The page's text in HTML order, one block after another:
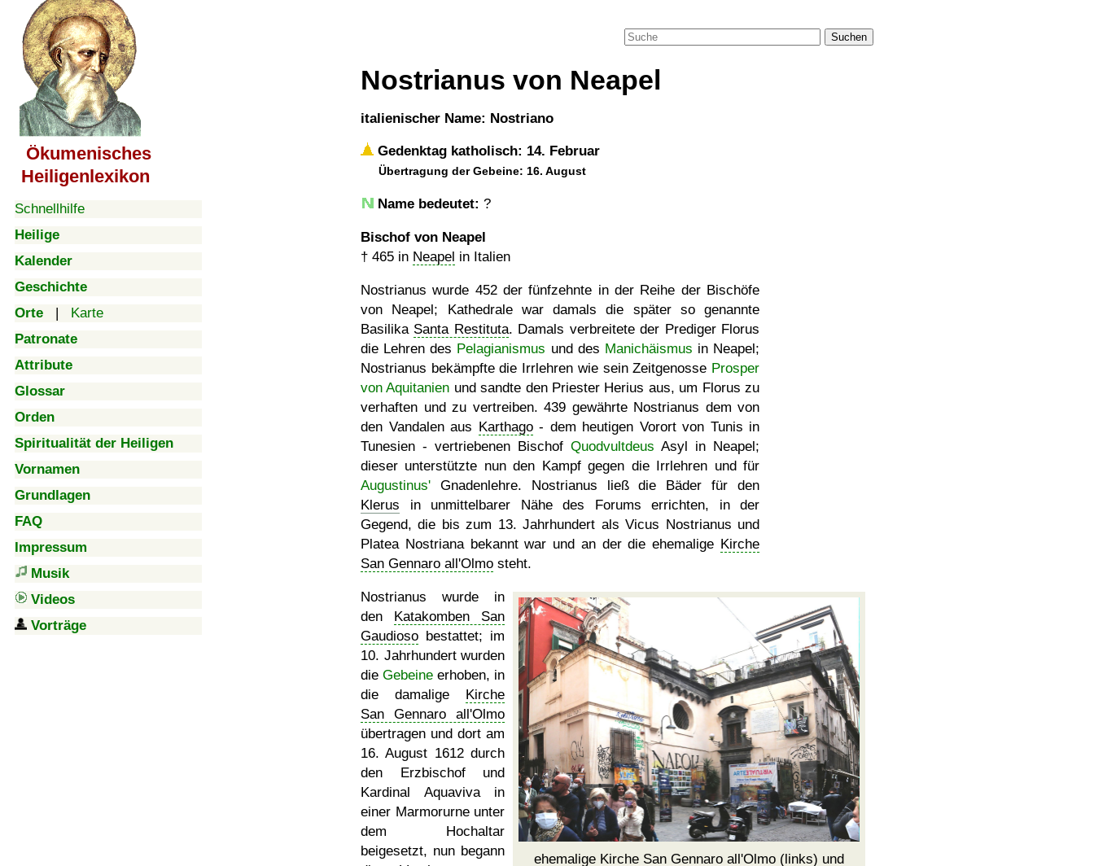
Ökumenisches
Heiligenlexikon
Schnellhilfe
Heilige
Kalender
Geschichte
Orte | Karte
Patronate
Attribute
Glossar
Orden
Spiritualität der Heiligen
Vornamen
Grundlagen
FAQ
Impressum
Musik
Videos
Vorträge
Suchen
Nostrianus von Neapel
italienischer Name: Nostriano
Gedenktag katholisch: 14. Februar
Übertragung der Gebeine: 16. August
Name bedeutet: ?
Bischof von Neapel
† 465 in Neapel in Italien
Nostrianus wurde 452 der fünfzehnte in der Reihe der Bischöfe
von Neapel; Kathedrale war damals die später so genannte
Basilika Santa Restituta. Damals verbreitete der Prediger Florus
die Lehren des Pelagianismus und des Manichäismus in Neapel;
Nostrianus bekämpfte die Irrlehren wie sein Zeitgenosse Prosper
von Aquitanien und sandte den Priester Herius aus, um Florus zu
verhaften und zu vertreiben. 439 gewährte Nostrianus dem von
den Vandalen aus Karthago- dem heutigen Vorort von Tunis in
Tunesien - vertriebenen Bischof Quodvultdeus Asyl in Neapel;
dieser unterstützte nun den Kampf gegen die Irrlehren und für
Augustinus' Gnadenlehre. Nostrianus ließ die Bäder für den
Klerus in unmittelbarer Nähe des Forums errichten, in der
Gegend, die bis zum 13. Jahrhundert als Vicus Nostrianus und
Platea Nostriana bekannt war und an der die ehemalige Kirche
San Gennaro all'Olmo steht.
ehemalige Kirche San Gennaro all'Olmo (links) und
Nostrianus wurde in
den Katakomben San
Gaudioso bestattet; im
10. Jahrhundert wurden
die Gebeine erhoben, in
die damalige Kirche
San Gennaro all'Olmo
übertragen und dort am
16. August 1612 durch
den Erzbischof und
Kardinal Aquaviva in
einer Marmorurne unter
dem Hochaltar
beigesetzt, nun begann